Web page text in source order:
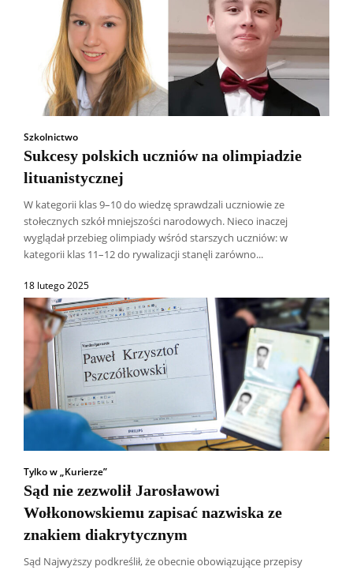
Szkolnictwo
Sukcesy polskich uczniów na olimpiadzie
lituanistycznej
W kategorii klas 9–10 do wiedzę sprawdzali uczniowie ze
stołecznych szkół mniejszości narodowych. Nieco inaczej
wyglądał przebieg olimpiady wśród starszych uczniów: w
kategorii klas 11–12 do rywalizacji stanęli zarówno...
18 lutego 2025
Tylko w „Kurierze”
Sąd nie zezwolił Jarosławowi
Wołkonowskiemu zapisać nazwiska ze
znakiem diakrytycznym
Sąd Najwyższy podkreślił, że obecnie obowiązujące przepisy